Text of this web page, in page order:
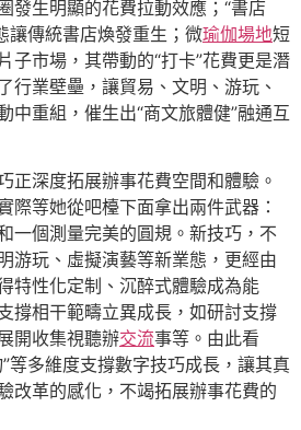
發生明顯的花費拉動效應；“書店
讓傳統書店煥發重生；微瑜伽場地短
子市場，其帶動的“打卡”花費更是潛
行業壁壘，讓貿易、文明、游玩、
中重組，催生出“商文旅體健”融通互
正深度拓展辦事花費空間和體驗。
際等她從吧檯下面拿出兩件武器：
一個測量完美的圓規。新技巧，不
游玩、虛擬演藝等新業態，更經由
特性化定制、沉醉式體驗成為能
撐相干範疇立異成長，如研討支撐
開收集視聽辦交流事等。由此看
等多維度支撐數字技巧成長，讓其真
改革的感化，不竭拓展辦事花費的